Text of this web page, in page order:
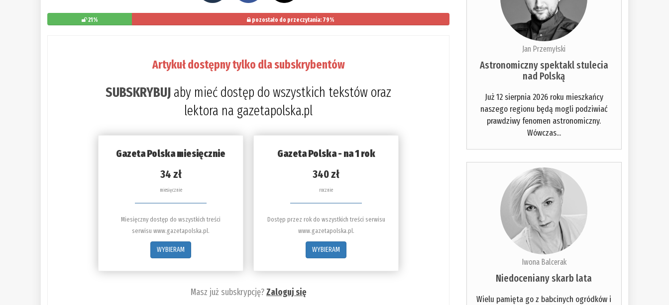
21% pozostało do przeczytania: 79%
Artykuł dostępny tylko dla subskrybentów
SUBSKRYBUJ aby mieć dostęp do wszystkich tekstów oraz
lektora na gazetapolska.pl
Gazeta Polska miesięcznie
34 zł
miesięcznie
Miesięczny dostęp do wszystkich treści
serwisu www.gazetapolska.pl.
WYBIERAM
Gazeta Polska - na 1 rok
340 zł
rocznie
Dostęp przez rok do wszystkich treści serwisu
www.gazetapolska.pl.
WYBIERAM
Masz już subskrypcję?Zaloguj się
Jan Przemyłski
Astronomiczny spektakl stulecia
nad Polską
Już 12 sierpnia 2026 roku mieszkańcy
naszego regionu będą mogli podziwiać
prawdziwy fenomen astronomiczny.
Wówczas...
Iwona Balcerak
Niedoceniany skarb lata
Wielu pamięta go z babcinych ogródków i